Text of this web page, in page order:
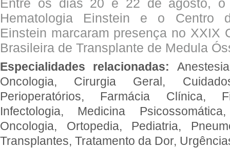
Hematologia Einstein e o Centro
Einstein marcaram presença no XXIX
Brasileira de Transplante de Medula
Especialidades relacionadas:
Oncologia, Cirurgia Geral,
Perioperatórios, Farmácia Clínica,
Infectologia, Medicina
Oncologia, Ortopedia, Pediatria,
Transplantes, Tratamento da Dor,